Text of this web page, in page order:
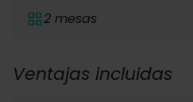
2 mesas
Ventajas incluidas